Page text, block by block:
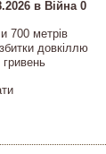
в Війна 0
700 метрів
довкіллю